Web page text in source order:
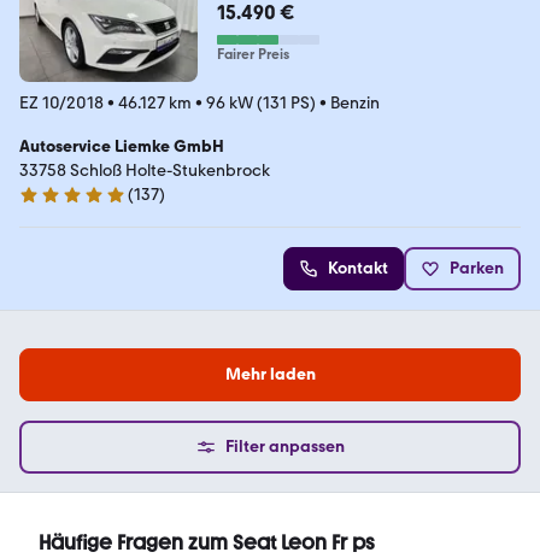
15.490 €
Fairer Preis
EZ 10/2018• 46.127 km • 96 kW (131 PS) • Benzin
Autoservice Liemke GmbH
33758 Schloß Holte-Stukenbrock
4.8 Sterne
(137)
Kontakt Parken
Mehr laden
Filter anpassen
Häufige Fragen zum Seat Leon Fr ps